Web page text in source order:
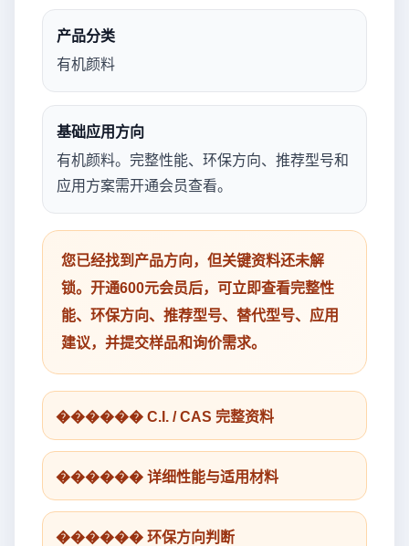
产品分类
有机颜料
基础应用方向
有机颜料。完整性能、环保方向、推荐型号和
应用方案需开通会员查看。
您已经找到产品方向，但关键资料还未解
锁。开通600元会员后，可立即查看完整性
能、环保方向、推荐型号、替代型号、应用
建议，并提交样品和询价需求。
������ C.I. / CAS 完整资料
������ 详细性能与适用材料
������ 环保方向判断